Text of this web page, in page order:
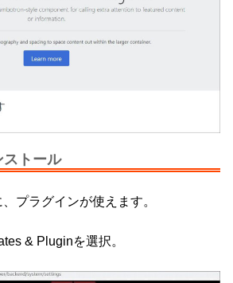
ストール
プラグインが使えます。
& Pluginを選択。